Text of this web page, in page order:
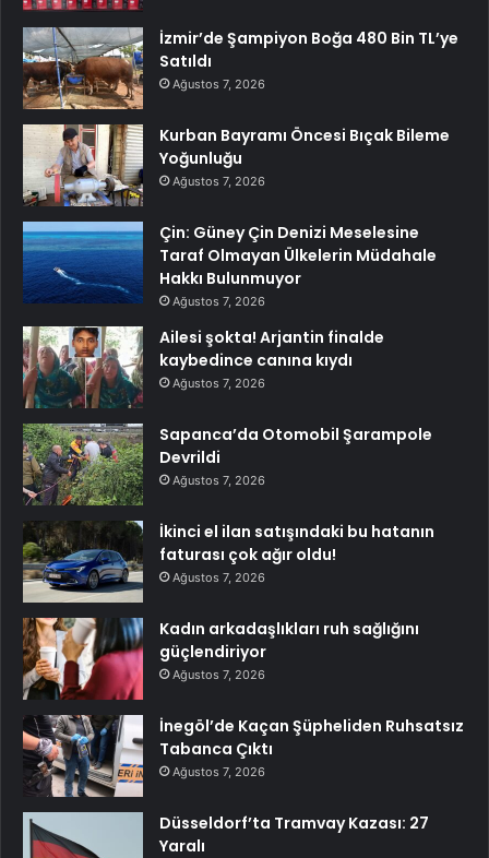
İzmir’de Şampiyon Boğa 480 Bin TL’ye
Satıldı
Ağustos 7, 2026
Kurban Bayramı Öncesi Bıçak Bileme
Yoğunluğu
Ağustos 7, 2026
Çin: Güney Çin Denizi Meselesine
Taraf Olmayan Ülkelerin Müdahale
Hakkı Bulunmuyor
Ağustos 7, 2026
Ailesi şokta! Arjantin finalde
kaybedince canına kıydı
Ağustos 7, 2026
Sapanca’da Otomobil Şarampole
Devrildi
Ağustos 7, 2026
İkinci el ilan satışındaki bu hatanın
faturası çok ağır oldu!
Ağustos 7, 2026
Kadın arkadaşlıkları ruh sağlığını
güçlendiriyor
Ağustos 7, 2026
İnegöl’de Kaçan Şüpheliden Ruhsatsız
Tabanca Çıktı
Ağustos 7, 2026
Düsseldorf’ta Tramvay Kazası: 27
Yaralı